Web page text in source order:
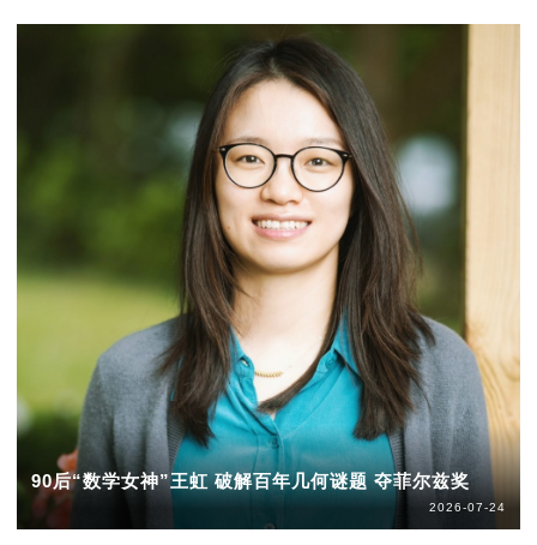
90后“数学女神”王虹 破解百年几何谜题 夺菲尔兹奖
2026-07-24